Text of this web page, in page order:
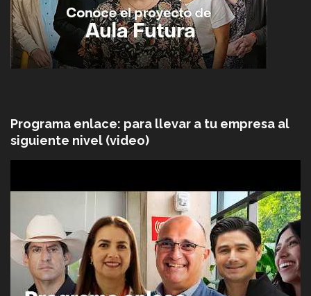
Programa enlace: para llevar a tu empresa al
siguiente nivel (video)